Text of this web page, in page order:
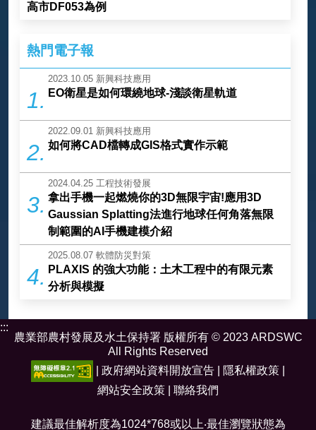
高市DF053為例
熱門電子報
1.
2023.10.05 新興科技應用
EO衛星是如何環繞地球-淺談衛星軌道
2.
2022.09.01 新興科技應用
如何將CAD檔轉成GIS格式實作示範
3.
2024.04.25 工程技術發展
拿出手機一起燃燒你的3D無限宇宙!應用3D
Gaussian Splatting法進行地球任何角落無限
制範圍的AI手機建模介紹
4.
2025.08.07 軟體防災對策
PLAXIS 的強大功能：土木工程中的有限元素
分析與模擬
:::
農業部農村發展及水土保持署 版權所有 © 2023 ARDSWC
All Rights Reserved
政府網站資料開放宣告 隱私權政策
網站安全政策
聯絡我們
建議最佳解析度為1024*768或以上‧最佳瀏覽狀態為